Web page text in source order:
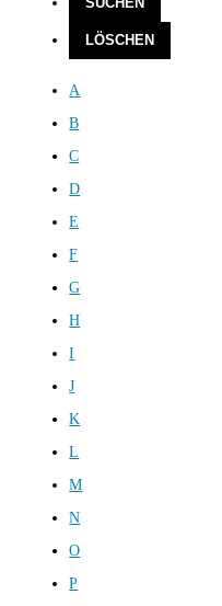
A
B
C
D
E
F
G
H
I
J
K
L
M
N
O
P